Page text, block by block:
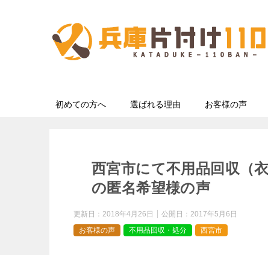
初めての方へ 選ばれる理由 お客様の声
西宮市にて不用品回収（
の匿名希望様の声
更新日： 2018年4月26日 公開日： 2017年5月6日
お客様の声
不用品回収・処分 西宮市